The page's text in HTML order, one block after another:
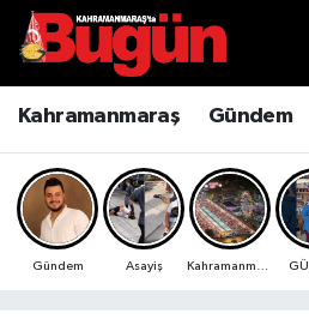
Kahramanmaraş Gündem
Gündem Asayiş
Kahramanmaraş
Kahramanmaraş Sokak
Bilim ve Teknoloji
Çevre
Kahramanmaraş
Kahramanmaraş Hava
Kahramanmaraş Namaz
Kahramanmaraş Trafik